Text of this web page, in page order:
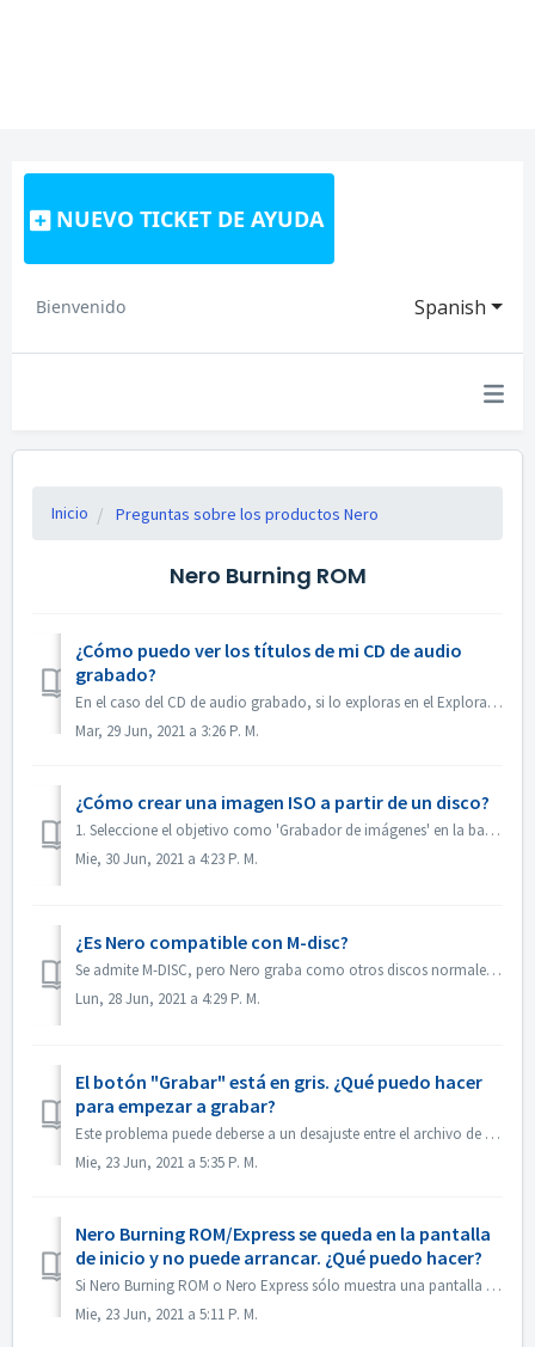
NUEVO TICKET DE AYUDA
Spanish
Bienvenido
Inicio Preguntas sobre los productos Nero
Nero Burning ROM
¿Cómo puedo ver los títulos de mi CD de audio
grabado?
En el caso del CD de audio grabado, si lo exploras en el Explorador de Windows, aparecerá como pista 01, pista 02. Esto es lo esperado: Si lo rep...
Mar, 29 Jun, 2021 a 3:26 P. M.
¿Cómo crear una imagen ISO a partir de un disco?
1. Seleccione el objetivo como 'Grabador de imágenes' en la barra de herramientas. 2. Inserte el disco de origen en la unidad. Haz clic en Copiar...
Mie, 30 Jun, 2021 a 4:23 P. M.
¿Es Nero compatible con M-disc?
Se admite M-DISC, pero Nero graba como otros discos normales. No hay ningún tratamiento especial para esto.
Lun, 28 Jun, 2021 a 4:29 P. M.
El botón "Grabar" está en gris. ¿Qué puedo hacer
para empezar a grabar?
Este problema puede deberse a un desajuste entre el archivo de proyecto y su tipo de proyecto. Por favor, pruebe con otros tipos de proyecto para ver si hay...
Mie, 23 Jun, 2021 a 5:35 P. M.
Nero Burning ROM/Express se queda en la pantalla
de inicio y no puede arrancar. ¿Qué puedo hacer?
Si Nero Burning ROM o Nero Express sólo muestra una pantalla de inicio pero no la ventana de la aplicación, compruebe si hay alguna unidad de disco que no f...
Mie, 23 Jun, 2021 a 5:11 P. M.